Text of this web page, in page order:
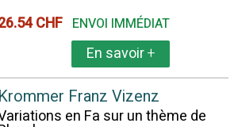
CHF ENVOI IMMÉDIAT
En savoir+
Krommer Franz Vizenz
en Fa sur un thème de